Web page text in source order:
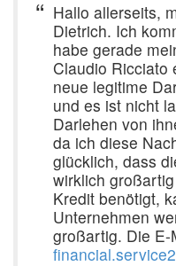
Hallo allerseits,
Dietrich. Ich
habe gerade
Claudio Ricciato
neue legitime
und es ist nicht
Darlehen von
da ich diese
glücklich, dass
wirklich
Kredit benötigt,
Unternehmen
großartig. Die E-